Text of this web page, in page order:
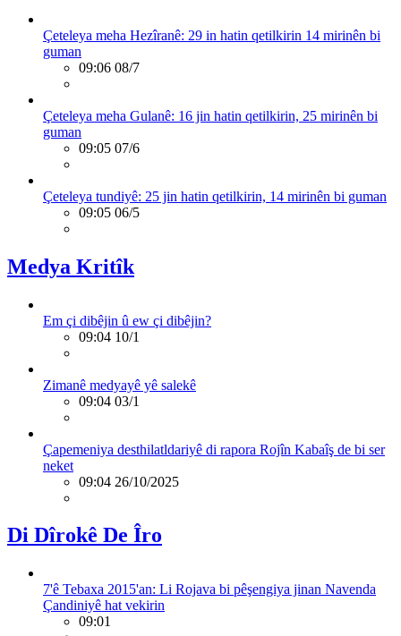
Çeteleya meha Hezîranê: 29 in hatin qetilkirin 14 mirinên bi
guman
09:06 08/7
Çeteleya meha Gulanê: 16 jin hatin qetilkirin, 25 mirinên bi
guman
09:05 07/6
Çeteleya tundiyê: 25 jin hatin qetilkirin, 14 mirinên bi guman
09:05 06/5
Medya Kritîk
Em çi dibêjin û ew çi dibêjin?
09:04 10/1
Zimanê medyayê yê salekê
09:04 03/1
Çapemeniya desthilatldariyê di rapora Rojîn Kabaîş de bi ser
neket
09:04 26/10/2025
Di Dîrokê De Îro
7'ê Tebaxa 2015'an: Li Rojava bi pêşengiya jinan Navenda
Çandiniyê hat vekirin
09:01